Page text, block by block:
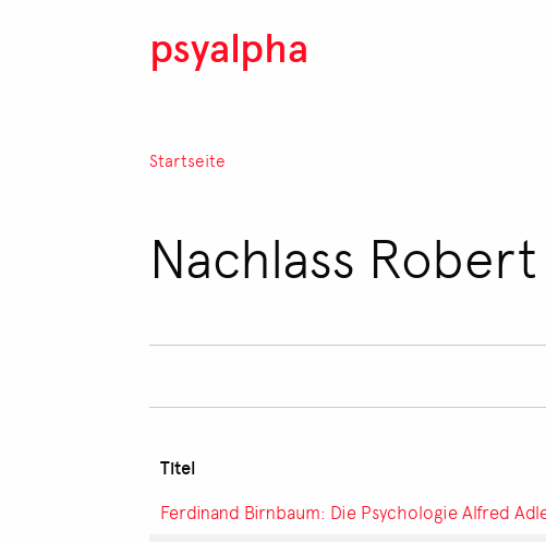
psyalpha
Pfadnavigation
Startseite
Nachlass
Titel
Ferdinand Birnbaum: Die Psychologie Alfred